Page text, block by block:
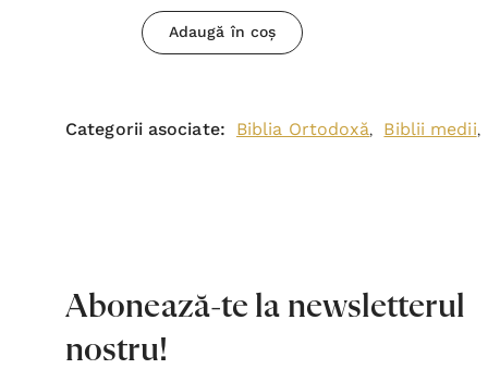
Adaugă în coș
Categorii asociate: Biblia Ortodoxă, Biblii medii,
Abonează-te la newsletterul
nostru!